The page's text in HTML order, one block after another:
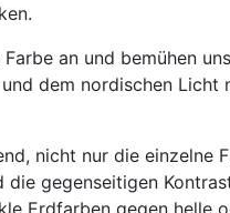
an und bemühen
dem nordischen Licht
nicht nur die einzelne
die gegenseitigen
Erdfarben gegen helle